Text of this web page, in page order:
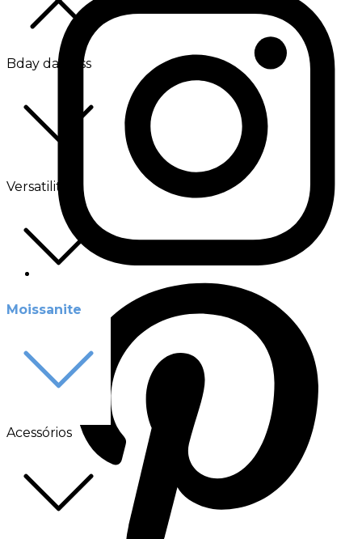
Bday da Boss
Versatilité
Moissanite
Acessórios